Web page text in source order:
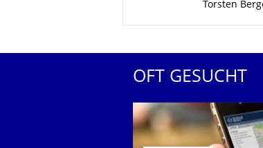
Torsten
OFT GESUCHT